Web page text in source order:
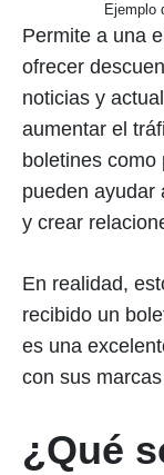
Ejemplo
Permite a una
ofrecer
noticias y
aumentar el
boletines como
pueden ayudar
y crear
En realidad,
recibido un
es una
con sus
¿Qué